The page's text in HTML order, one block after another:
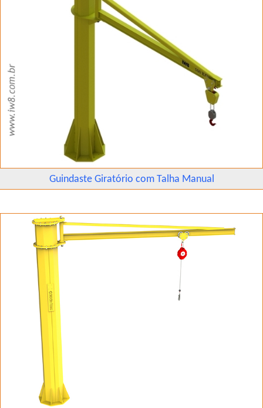
Guindaste Giratório com Talha Manual